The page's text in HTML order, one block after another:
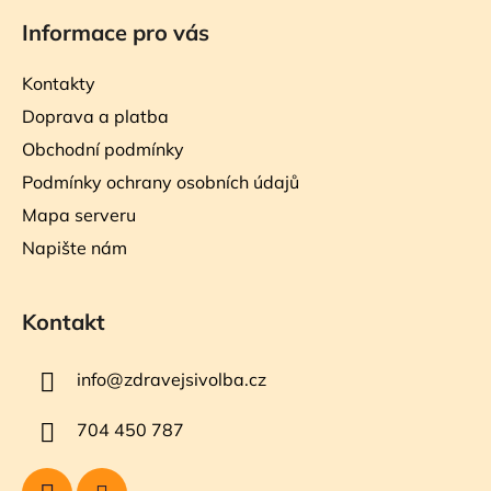
Informace pro vás
Kontakty
Doprava a platba
Obchodní podmínky
Podmínky ochrany osobních údajů
Mapa serveru
Napište nám
Kontakt
info@zdravejsivolba.cz
704 450 787